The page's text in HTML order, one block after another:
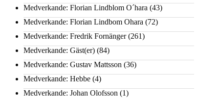
Medverkande: Florian Lindblom O´hara (43)
Medverkande: Florian Lindbom Ohara (72)
Medverkande: Fredrik Fornänger(261)
Medverkande: Gäst(er) (84)
Medverkande: Gustav Mattsson (36)
Medverkande: Hebbe (4)
Medverkande: Johan Olofsson (1)